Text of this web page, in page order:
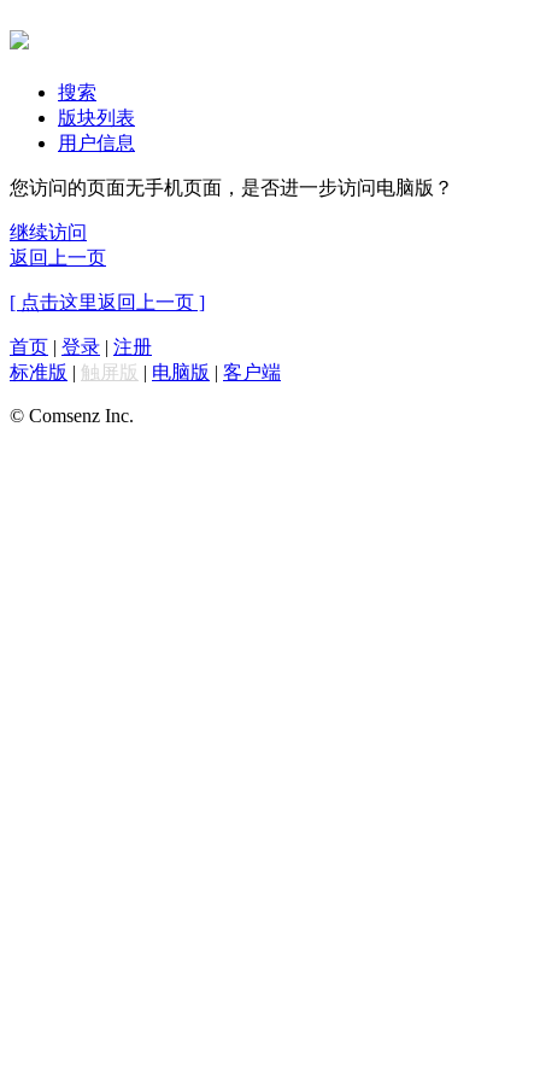
搜索
版块列表
用户信息
您访问的页面无手机页面，是否进一步访问电脑版？
继续访问
返回上一页
[ 点击这里返回上一页 ]
首页 | 登录 | 注册
标准版 | 触屏版 | 电脑版 | 客户端
© Comsenz Inc.